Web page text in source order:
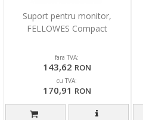
Suport pentru monitor,
FELLOWES Compact
fara TVA:
143,62 RON
cu TVA:
170,91 RON